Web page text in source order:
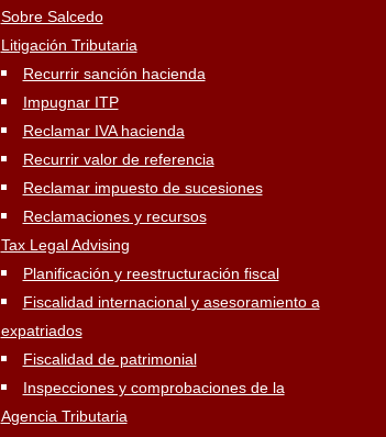
Sobre Salcedo
Litigación Tributaria
Recurrir sanción hacienda
Impugnar ITP
Reclamar IVA hacienda
Recurrir valor de referencia
Reclamar impuesto de sucesiones
Reclamaciones y recursos
Tax Legal Advising
Planificación y reestructuración fiscal
Fiscalidad internacional y asesoramiento a
expatriados
Fiscalidad de patrimonial
Inspecciones y comprobaciones de la
Agencia Tributaria